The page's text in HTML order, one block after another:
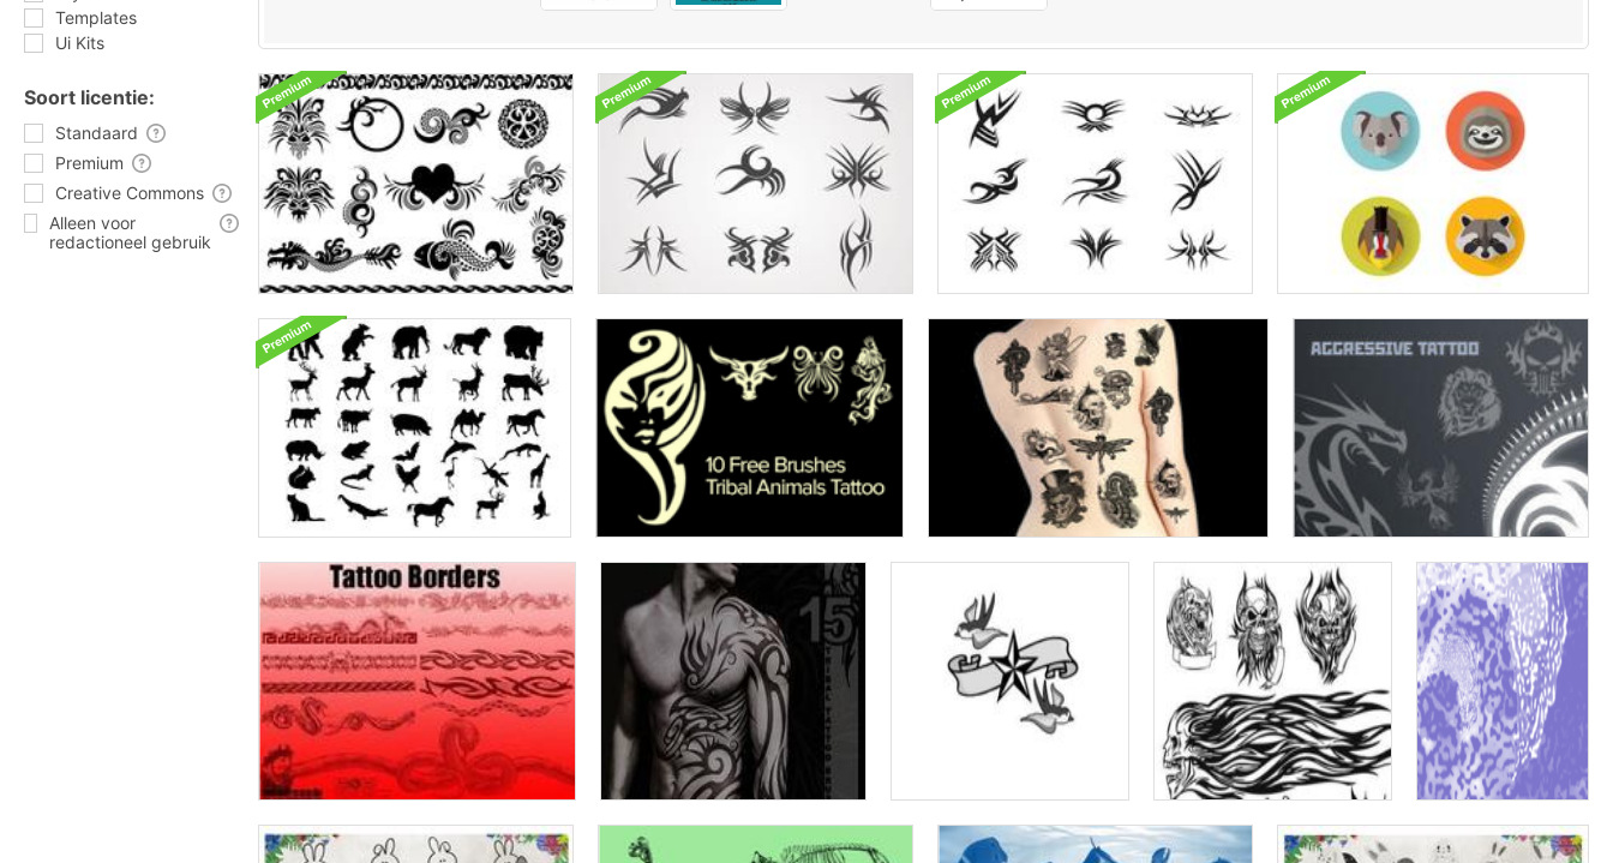
Templates
Ui Kits
Soort licentie:
Standaard
Premium
Creative Commons
Alleen voor
redactioneel gebruik